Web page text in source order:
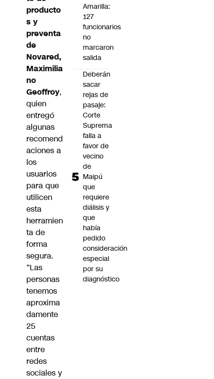
producto
s y
preventa
de
Novared,
Maximilia
no
Geoffroy,
quien
entregó
algunas
recomend
aciones a
los
usuarios
para que
utilicen
esta
herramien
ta de
forma
segura.
“Las
personas
tenemos
aproxima
damente
25
cuentas
entre
redes
sociales y
Amarilla:
127
funcionarios
no
marcaron
salida
Deberán
sacar
rejas de
pasaje:
Corte
Suprema
falla a
favor de
vecino
de
Maipú
que
requiere
diálisis y
que
había
pedido
consideración
especial
por su
diagnóstico